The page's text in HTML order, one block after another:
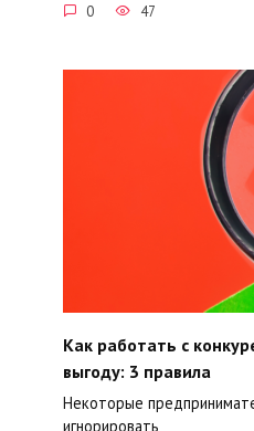
0 47
Как работать с
выгоду: 3 правила
Некоторые
игнорировать